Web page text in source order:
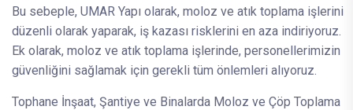
Bu sebeple, UMAR Yapı olarak, moloz ve atık toplama işlerini
düzenli olarak yaparak, iş kazası risklerini en aza indiriyoruz.
Ek olarak, moloz ve atık toplama işlerinde, personellerimizin
güvenliğini sağlamak için gerekli tüm önlemleri alıyoruz.
Tophane İnşaat, Şantiye ve Binalarda Moloz ve Çöp Toplama